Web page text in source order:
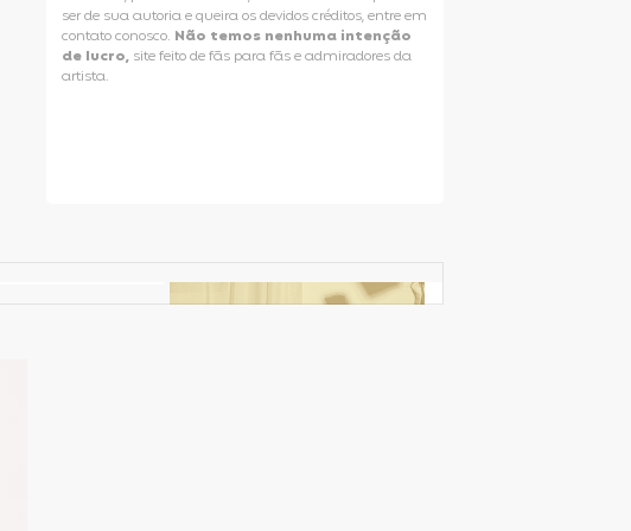
ser de sua autoria e queira os devidos créditos, entre em
contato conosco. Não temos nenhuma intenção
de lucro, site feito de fãs para fãs e admiradores da
artista.